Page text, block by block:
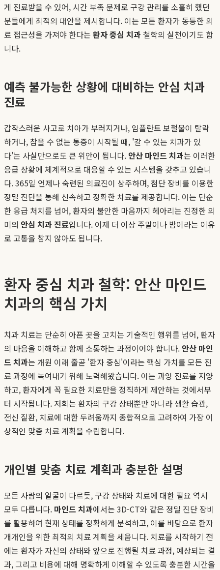
게 진료받을 수 있어, 시간 부족 문제로 구강 관리를 소홀히 했던
분들에게 최적의 대안을 제시합니다. 이는 모든 환자가 동등한 의
료 접근성을 가져야 한다는 환자 중심 치과 철학의 실천이기도 합
니다.
예측 불가능한 상황에 대비하는 안심 치과
진료
갑작스러운 사고로 치아가 부러지거나, 임플란트 보철물이 탈락
하거나, 참을 수 없는 통증이 시작될 때, '갈 수 있는 치과가 있
다'는 사실만으로도 큰 위안이 됩니다. 안산 마인드 치과는 이러한
응급 상황에 체계적으로 대응할 수 있는 시스템을 갖추고 있습니
다. 365일 언제나 숙련된 의료진이 상주하며, 첨단 장비를 이용한
정밀 진단을 통해 신속하고 정확한 치료를 제공합니다. 이는 단순
한 응급 처치를 넘어, 환자의 불안한 마음까지 헤아리는 진정한 의
미의 안심 치과 진료입니다. 이제 더 이상 주말이나 밤이라는 이유
로 고통을 참지 않아도 됩니다.
환자 중심 치과 철학: 안산 마인드
치과의 핵심 가치
치과 치료는 단순히 아픈 곳을 고치는 기술적인 행위를 넘어, 환자
의 마음을 이해하고 함께 소통하는 과정이어야 합니다. 안산 마인
드 치과는 개원 이래 줄곧 '환자 중심'이라는 핵심 가치를 모든 진
료 과정에 녹여내기 위해 노력해왔습니다. 이는 과잉 진료를 지양
하고, 환자에게 꼭 필요한 치료만을 정직하게 제안하는 것에서부
터 시작됩니다. 저희는 환자의 구강 상태뿐만 아니라 생활 습관,
전신 질환, 치료에 대한 두려움까지 종합적으로 고려하여 가장 이
상적인 맞춤 치료 계획을 수립합니다.
개인별 맞춤 치료 계획과 충분한 설명
모든 사람의 얼굴이 다르듯, 구강 상태와 치료에 대한 필요 역시
모두 다릅니다. 마인드 치과에서는 3D-CT와 같은 정밀 진단 장비
를 활용하여 현재 상태를 정확하게 분석하고, 이를 바탕으로 환자
개개인을 위한 최적의 치료 계획을 세웁니다. 치료를 시작하기 전
에는 환자가 자신의 상태와 앞으로 진행될 치료 과정, 예상되는 결
과, 그리고 비용에 대해 명확하게 이해할 수 있도록 충분한 시간을